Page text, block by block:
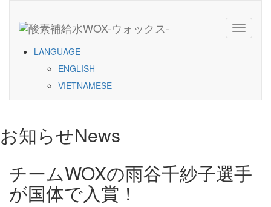
Toggle
LANGUAGE
ENGLISH
VIETNAMESE
お知らせNews
チームWOXの雨谷千紗子選手
が国体で入賞！